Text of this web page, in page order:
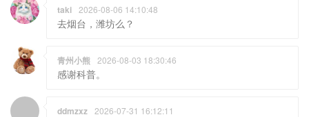
taki 2026-08-06 14:10:48
去烟台，潍坊么？
青州小熊 2026-08-03 18:30:46
感谢科普。
ddmzxz 2026-07-31 16:12:11